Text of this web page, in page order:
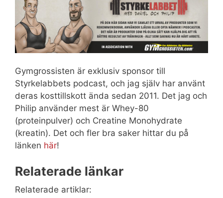
Gymgrossisten är exklusiv sponsor till
Styrkelabbets podcast, och jag själv har använt
deras kosttillskott ända sedan 2011. Det jag och
Philip använder mest är Whey-80
(proteinpulver) och Creatine Monohydrate
(kreatin). Det och fler bra saker hittar du på
länken här!
Relaterade länkar
Relaterade artiklar: